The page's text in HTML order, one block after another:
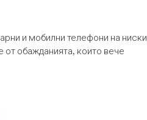
и мобилни телефони на ниски
от обажданията, които вече